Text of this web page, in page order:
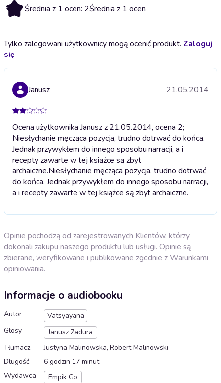
2 Średnia z 1 ocen: 2Średnia z 1 ocen
Tylko zalogowani użytkownicy mogą ocenić produkt. Zaloguj
się
Janusz 21.05.2014
Ocena użytkownika Janusz z 21.05.2014, ocena 2;
Niesłychanie męcząca pozycja, trudno dotrwać do końca.
Jednak przywykłem do innego sposobu narracji, a i
recepty zawarte w tej książce są zbyt
archaiczne.Niesłychanie męcząca pozycja, trudno dotrwać
do końca. Jednak przywykłem do innego sposobu narracji,
a i recepty zawarte w tej książce są zbyt archaiczne.
Opinie pochodzą od zarejestrowanych Klientów, którzy
dokonali zakupu naszego produktu lub usługi. Opinie są
zbierane, weryfikowane i publikowane zgodnie zWarunkami
opiniowania.
Informacje o audiobooku
Autor
Vatsyayana
Głosy
Janusz Zadura
Tłumacz
Justyna Malinowska, Robert Malinowski
Długość
6 godzin 17 minut
Wydawca
Empik Go